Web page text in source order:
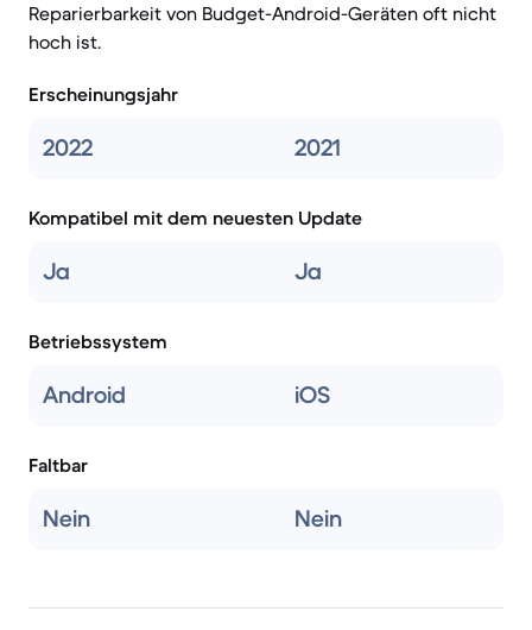
Reparierbarkeit von Budget-Android-Geräten oft nicht
hoch ist.
Erscheinungsjahr
2022 2021
Kompatibel mit dem neuesten Update
Ja Ja
Betriebssystem
Android iOS
Faltbar
Nein Nein